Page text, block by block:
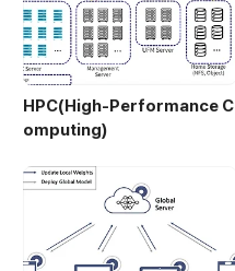
HPC(High-Performance C
omputing)